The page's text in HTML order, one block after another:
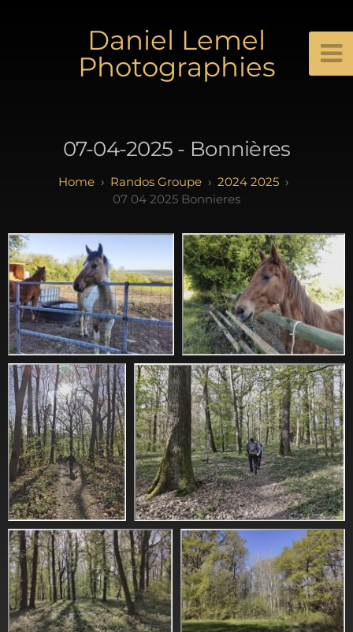
Daniel Lemel
Photographies
07-04-2025 - Bonnières
Randos Groupe
2024 2025
07 04 2025 Bonnieres